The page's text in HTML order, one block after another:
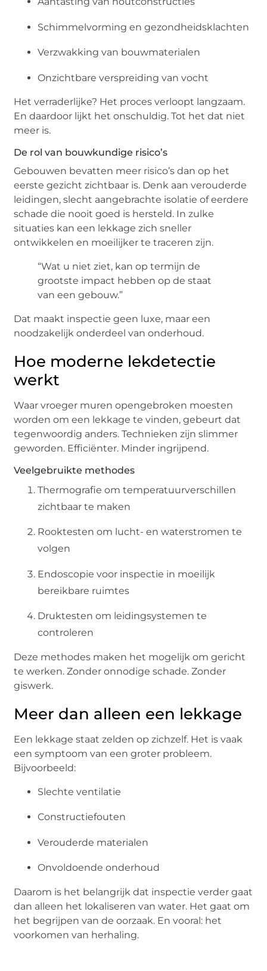
Schimmelvorming en gezondheidsklachten
Verzwakking van bouwmaterialen
Onzichtbare verspreiding van vocht
Het verraderlijke? Het proces verloopt langzaam.
En daardoor lijkt het onschuldig. Tot het dat niet
meer is.
De rol van bouwkundige risico’s
Gebouwen bevatten meer risico’s dan op het
eerste gezicht zichtbaar is. Denk aan verouderde
leidingen, slecht aangebrachte isolatie of eerdere
schade die nooit goed is hersteld. In zulke
situaties kan een lekkage zich sneller
ontwikkelen en moeilijker te traceren zijn.
“Wat u niet ziet, kan op termijn de
grootste impact hebben op de staat
van een gebouw.”
Dat maakt inspectie geen luxe, maar een
noodzakelijk onderdeel van onderhoud.
Hoe moderne lekdetectie
werkt
Waar vroeger muren opengebroken moesten
worden om een lekkage te vinden, gebeurt dat
tegenwoordig anders. Technieken zijn slimmer
geworden. Efficiënter. Minder ingrijpend.
Veelgebruikte methodes
Thermografie om temperatuurverschillen
zichtbaar te maken
Rooktesten om lucht- en waterstromen te
volgen
Endoscopie voor inspectie in moeilijk
bereikbare ruimtes
Druktesten om leidingsystemen te
controleren
Deze methodes maken het mogelijk om gericht
te werken. Zonder onnodige schade. Zonder
giswerk.
Meer dan alleen een lekkage
Een lekkage staat zelden op zichzelf. Het is vaak
een symptoom van een groter probleem.
Bijvoorbeeld:
Slechte ventilatie
Constructiefouten
Verouderde materialen
Onvoldoende onderhoud
Daarom is het belangrijk dat inspectie verder gaat
dan alleen het lokaliseren van water. Het gaat om
het begrijpen van de oorzaak. En vooral: het
voorkomen van herhaling.